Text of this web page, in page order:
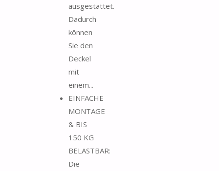
ausgestattet.
Dadurch
können
Sie den
Deckel
mit
einem...
EINFACHE
MONTAGE
& BIS
150 KG
BELASTBAR:
Die